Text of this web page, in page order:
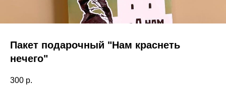
Пакет подарочный "Нам краснеть
нечего"
300 р.